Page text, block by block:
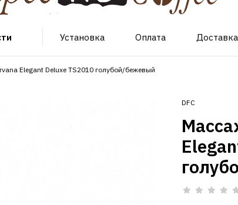
Установка Оплата Доставка
Elegant Deluxe TS2010 голубой/бежевый
DFC